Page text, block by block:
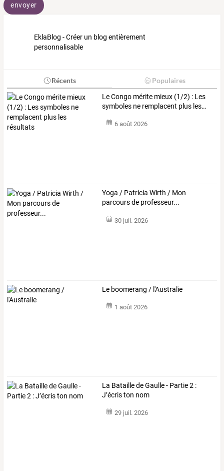
envoyer
EklaBlog - Créer un blog entièrement
personnalisable
Récents Populaires
LeCongo mérite mieux (1/2) : Les
symboles ne remplacent plus les…
6 août 2026
Yoga / Patricia Wirth / Mon
parcours de professeur...
30 juil. 2026
Le boomerang / l'Australie
1 août 2026
La Bataille de Gaulle - Partie 2 :
J’écris ton nom
29 juil. 2026